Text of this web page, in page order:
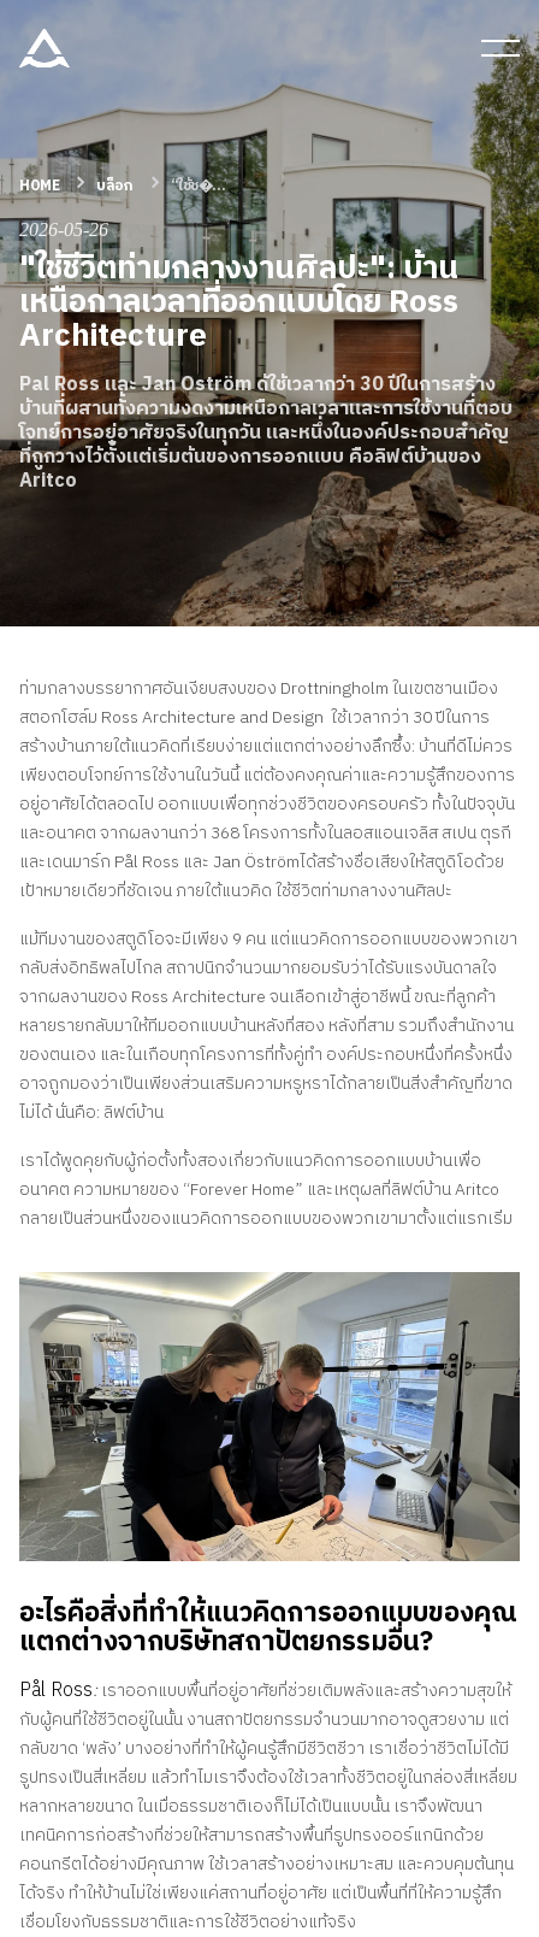
เครื่องมือและเอกสาร
บล็อก & ข่าวสาร
ผลิตภัณฑ์
เกี่ยวกับ ARITCO
สําหรับมืออาชีพ
สั่งซื้อ Digital HomeKit
สอบถามราคาประเมิน
คําถามที่พบบ่อย
TH
HOME บล็อก “ใช้ช�...
2026-05-26
"ใช้ชีวิตท่ามกลางงานศิลปะ": บ้าน
เหนือกาลเวลาที่ออกแบบโดย Ross
Architecture
Pal Ross และ Jan Oström ด้ใช้เวลากว่า 30 ปีในการสร้าง
บ้านที่ผสานทั้งความงดงามเหนือกาลเวลาและการใช้งานที่ตอบ
โจทย์การอยู่อาศัยจริงในทุกวัน และหนึ่งในองค์ประกอบสำคัญ
ที่ถูกวางไว้ตั้งแต่เริ่มต้นของการออกแบบ คือลิฟต์บ้านของ
Aritco
ท่ามกลางบรรยากาศอันเงียบสงบของ Drottningholm ในเขตชานเมือง
สตอกโฮล์ม Ross Architecture and Design ใช้เวลากว่า 30 ปีในการ
สร้างบ้านภายใต้แนวคิดที่เรียบง่ายแต่แตกต่างอย่างลึกซึ้ง: บ้านที่ดีไม่ควร
เพียงตอบโจทย์การใช้งานในวันนี้ แต่ต้องคงคุณค่าและความรู้สึกของการ
อยู่อาศัยได้ตลอดไป ออกแบบเพื่อทุกช่วงชีวิตของครอบครัว ทั้งในปัจจุบัน
และอนาคต จากผลงานกว่า 368 โครงการทั้งในลอสแอนเจลิส สเปน ตุรกี
และเดนมาร์ก Pål Ross และ Jan Öströmได้สร้างชื่อเสียงให้สตูดิโอด้วย
เป้าหมายเดียวที่ชัดเจน ภายใต้แนวคิด ใช้ชีวิตท่ามกลางงานศิลปะ
แม้ทีมงานของสตูดิโอจะมีเพียง 9 คน แต่แนวคิดการออกแบบของพวกเขา
กลับส่งอิทธิพลไปไกล สถาปนิกจำนวนมากยอมรับว่าได้รับแรงบันดาลใจ
จากผลงานของ Ross Architecture จนเลือกเข้าสู่อาชีพนี้ ขณะที่ลูกค้า
หลายรายกลับมาให้ทีมออกแบบบ้านหลังที่สอง หลังที่สาม รวมถึงสำนักงาน
ของตนเอง และในเกือบทุกโครงการที่ทั้งคู่ทํา องค์ประกอบหนึ่งที่ครั้งหนึ่ง
อาจถูกมองว่าเป็นเพียงส่วนเสริมความหรูหราได้กลายเป็นสิ่งสำคัญที่ขาด
ไม่ได้ นั่นคือ: ลิฟต์บ้าน
เราได้พูดคุยกับผู้ก่อตั้งทั้งสองเกี่ยวกับแนวคิดการออกแบบบ้านเพื่อ
อนาคต ความหมายของ “Forever Home” และเหตุผลที่ลิฟต์บ้าน Aritco
กลายเป็นส่วนหนึ่งของแนวคิดการออกแบบของพวกเขามาตั้งแต่แรกเริ่ม
อะไรคือสิ่งที่ทำให้แนวคิดการออกแบบของคุณ
แตกต่างจากบริษัทสถาปัตยกรรมอื่น?
Pål Ross:เราออกแบบพื้นที่อยู่อาศัยที่ช่วยเติมพลังและสร้างความสุขให้
กับผู้คนที่ใช้ชีวิตอยู่ในนั้น งานสถาปัตยกรรมจำนวนมากอาจดูสวยงาม แต่
กลับขาด ‘พลัง’ บางอย่างที่ทำให้ผู้คนรู้สึกมีชีวิตชีวา เราเชื่อว่าชีวิตไม่ได้มี
รูปทรงเป็นสี่เหลี่ยม แล้วทำไมเราจึงต้องใช้เวลาทั้งชีวิตอยู่ในกล่องสี่เหลี่ยม
หลากหลายขนาด ในเมื่อธรรมชาติเองก็ไม่ได้เป็นแบบนั้น เราจึงพัฒนา
เทคนิคการก่อสร้างที่ช่วยให้สามารถสร้างพื้นที่รูปทรงออร์แกนิกด้วย
คอนกรีตได้อย่างมีคุณภาพ ใช้เวลาสร้างอย่างเหมาะสม และควบคุมต้นทุน
ได้จริง ทำให้บ้านไม่ใช่เพียงแค่สถานที่อยู่อาศัย แต่เป็นพื้นที่ที่ให้ความรู้สึก
เชื่อมโยงกับธรรมชาติและการใช้ชีวิตอย่างแท้จริง